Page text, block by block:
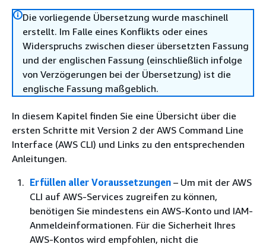
Die vorliegende Übersetzung wurde maschinell
erstellt. Im Falle eines Konflikts oder eines
Widerspruchs zwischen dieser übersetzten Fassung
und der englischen Fassung (einschließlich infolge
von Verzögerungen bei der Übersetzung) ist die
englische Fassung maßgeblich.
In diesem Kapitel finden Sie eine Übersicht über die
ersten Schritte mit Version 2 der AWS Command Line
Interface (AWS CLI) und Links zu den entsprechenden
Anleitungen.
Erfüllen aller Voraussetzungen – Um mit der AWS
CLI auf AWS-Services zugreifen zu können,
benötigen Sie mindestens ein AWS-Konto und IAM-
Anmeldeinformationen. Für die Sicherheit Ihres
AWS-Kontos wird empfohlen, nicht die